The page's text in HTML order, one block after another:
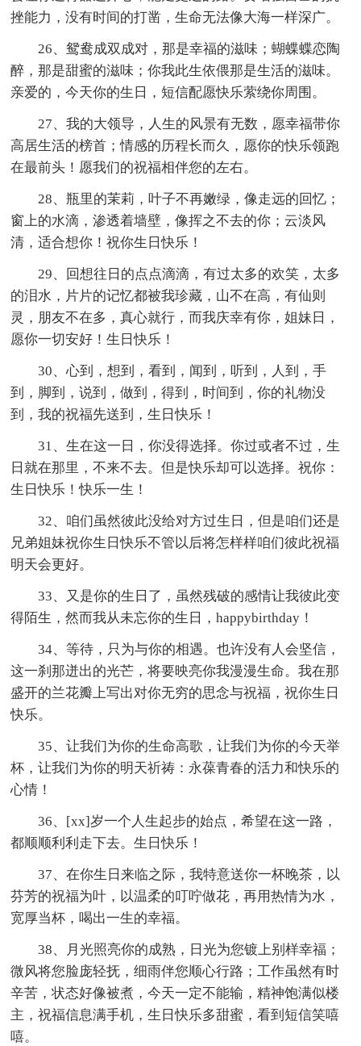
挫能力，没有时间的打凿，生命无法像大海一样深广。
26、鸳鸯成双成对，那是幸福的滋味；蝴蝶蝶恋陶
醉，那是甜蜜的滋味；你我此生依偎那是生活的滋味。
亲爱的，今天你的生日，短信配愿快乐萦绕你周围。
27、我的大领导，人生的风景有无数，愿幸福带你
高居生活的榜首；情感的历程长而久，愿你的快乐领跑
在最前头！愿我们的祝福相伴您的左右。
28、瓶里的茉莉，叶子不再嫩绿，像走远的回忆；
窗上的水滴，渗透着墙壁，像挥之不去的你；云淡风
清，适合想你！祝你生日快乐！
29、回想往日的点点滴滴，有过太多的欢笑，太多
的泪水，片片的记忆都被我珍藏，山不在高，有仙则
灵，朋友不在多，真心就行，而我庆幸有你，姐妹日，
愿你一切安好！生日快乐！
30、心到，想到，看到，闻到，听到，人到，手
到，脚到，说到，做到，得到，时间到，你的礼物没
到，我的祝福先送到，生日快乐！
31、生在这一日，你没得选择。你过或者不过，生
日就在那里，不来不去。但是快乐却可以选择。祝你：
生日快乐！快乐一生！
32、咱们虽然彼此没给对方过生日，但是咱们还是
兄弟姐妹祝你生日快乐不管以后将怎样样咱们彼此祝福
明天会更好。
33、又是你的生日了，虽然残破的感情让我彼此变
得陌生，然而我从未忘你的生日，happybirthday！
34、等待，只为与你的相遇。也许没有人会坚信，
这一刹那迸出的光芒，将要映亮你我漫漫生命。我在那
盛开的兰花瓣上写出对你无穷的思念与祝福，祝你生日
快乐。
35、让我们为你的生命高歌，让我们为你的今天举
杯，让我们为你的明天祈祷：永葆青春的活力和快乐的
心情！
36、[xx]岁一个人生起步的始点，希望在这一路，
都顺顺利利走下去。生日快乐！
37、在你生日来临之际，我特意送你一杯晚茶，以
芬芳的祝福为叶，以温柔的叮咛做花，再用热情为水，
宽厚当杯，喝出一生的幸福。
38、月光照亮你的成熟，日光为您镀上别样幸福；
微风将您脸庞轻抚，细雨伴您顺心行路；工作虽然有时
辛苦，状态好像被煮，今天一定不能输，精神饱满似楼
主，祝福信息满手机，生日快乐多甜蜜，看到短信笑嘻
嘻。